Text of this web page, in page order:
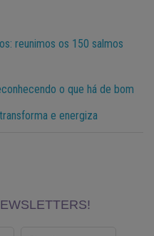
reunimos os 150 salmos
o que há de bom
e energiza